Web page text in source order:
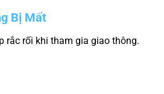
Bị Mất
rắc rối khi tham gia giao thông.